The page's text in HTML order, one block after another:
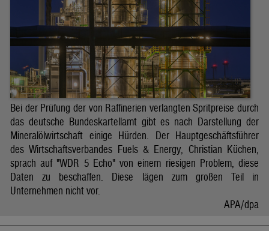
Bei der Prüfung der von Raffinerien verlangten Spritpreise durch
das deutsche Bundeskartellamt gibt es nach Darstellung der
Mineralölwirtschaft einige Hürden. Der Hauptgeschäftsführer
des Wirtschaftsverbandes Fuels & Energy, Christian Küchen,
sprach auf "WDR 5 Echo" von einem riesigen Problem, diese
Daten zu beschaffen. Diese lägen zum großen Teil in
Unternehmen nicht vor.
APA/dpa